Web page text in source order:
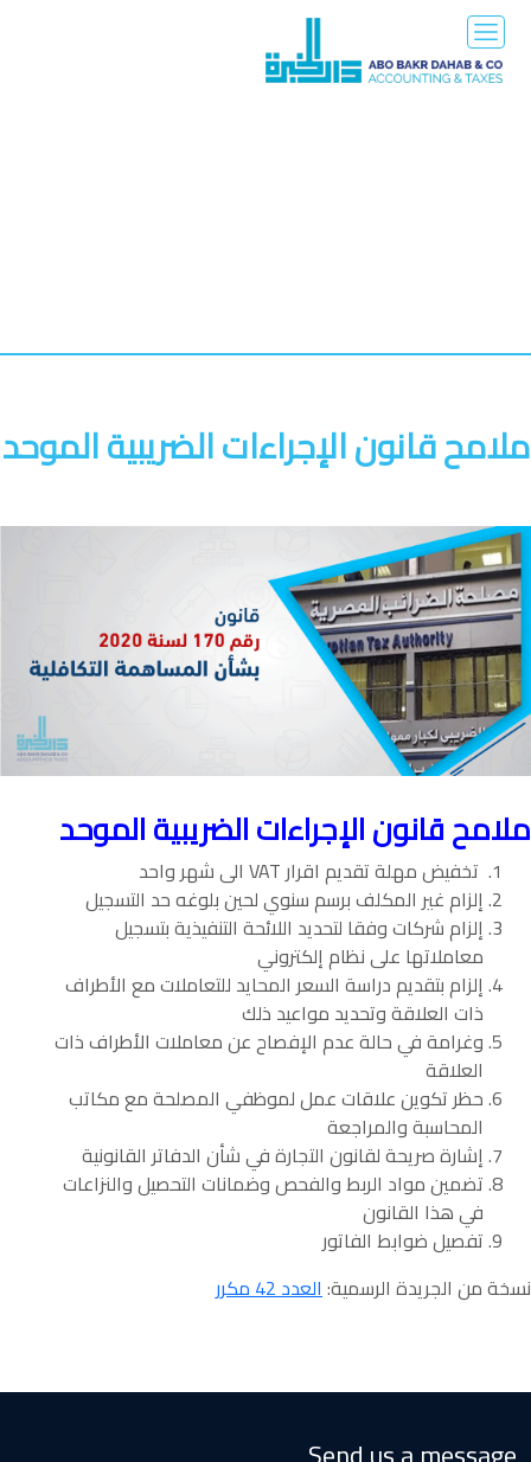
ملامح قانون الإجراءات الضريبية الموحد
ملامح قانون الإجراءات الضريبية الموحد
تخفيض مهلة تقديم اقرار VAT الى شهر واحد
إلزام غير المكلف برسم سنوي لحين بلوغه حد التسجيل
إلزام شركات وفقا لتحديد اللائحة التنفيذية بتسجيل
معاملاتها على نظام إلكتروني
إلزام بتقديم دراسة السعر المحايد للتعاملات مع الأطراف
ذات العلاقة وتحديد مواعيد ذلك
وغرامة في حالة عدم الإفصاح عن معاملات الأطراف ذات
العلاقة
حظر تكوين علاقات عمل لموظفي المصلحة مع مكاتب
المحاسبة والمراجعة
إشارة صريحة لقانون التجارة في شأن الدفاتر القانونية
تضمين مواد الربط والفحص وضمانات التحصيل والنزاعات
في هذا القانون
تفصيل ضوابط الفاتور
نسخة من الجريدة الرسمية:العدد 42 مكرر